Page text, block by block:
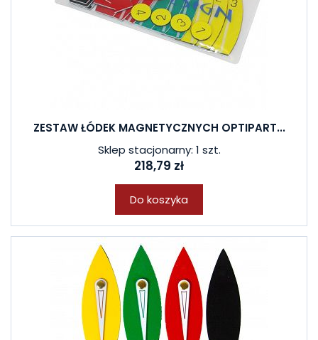
ZESTAW ŁÓDEK MAGNETYCZNYCH OPTIPART...
Sklep stacjonarny: 1 szt.
218,79 zł
Do koszyka